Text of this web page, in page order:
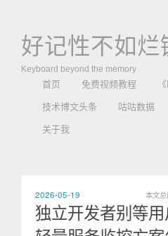
好记性不如烂
Keyboard beyond the memory
首页 免费视频教程
技术博文头条
咕咕数据
关于我
2026-05-19 本文
独立开发者别等